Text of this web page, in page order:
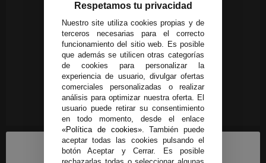
Respetamos tu privacidad
Nuestro site utiliza cookies propias y de
terceros necesarias para el correcto
funcionamiento del sitio web. Es posible
que además se utilicen otras categorías
de cookies para personalizar la
experiencia de usuario, divulgar ofertas
comerciales personalizadas o realizar
análisis para optimizar nuestra oferta. El
usuario puede retirar su consentimiento
en todo momento, desde el enlace
«Política de cookies». También puede
aceptar todas las cookies pulsando el
botón Aceptar y Cerrar. Es posible